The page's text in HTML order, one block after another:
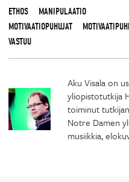
ETHOS
MANIPULAATIO
MOTIVAATIOPUHUJAT
VASTUU
Aku Visala on
yliopistotutkija
toiminut
Notre Damen
musiikkia,